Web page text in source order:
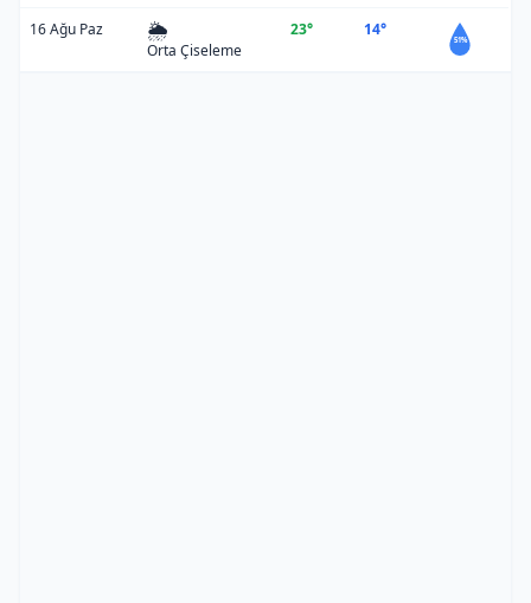
16 Ağu Paz 🌦️
Orta Çiseleme
23° 14°
51%